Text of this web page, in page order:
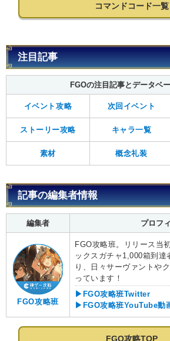
コマンドコード一覧
注目記事
FGOの注目記事とデータベ
イベント攻略 次回イベント
ストーリー攻略 キャラ一覧
素材 概念礼装
記事の編集者情報
編集者 プロフ
FGO攻略班
FGO攻略班。リリース当
ックスガチャ1,000箱到達
り、日々サーヴァントや
っています！
▶FGO攻略班Twitter
▶FGO攻略班YouTube動
FGO攻略TOP